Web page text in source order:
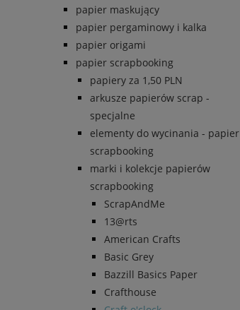
papier maskujący
papier pergaminowy i kalka
papier origami
papier scrapbooking
papiery za 1,50 PLN
arkusze papierów scrap -
specjalne
elementy do wycinania - papier
scrapbooking
marki i kolekcje papierów
scrapbooking
ScrapAndMe
13@rts
American Crafts
Basic Grey
Bazzill Basics Paper
Crafthouse